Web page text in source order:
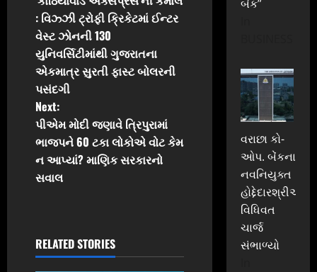
o
s
t
n
a
v
a
: વિઝ્ઝી ટ્રોફી ક્રિકેટમાં ઈન્ટર
વેસ્ટ ઝોનની 130
યુનિવર્સિટીમાંથી ગુજરાતના
એકમાત્ર સુરતી ફાસ્ટ બોલરની
પસંદગી
Next:
પીએમ મોદી જણાવે ત્રિપુરામાં
ભાજપને 60 ટકા લોકોએ વોટ કેમ
ન આપ્યાં? માણિક સરકારનો
સવાલ
RELATED STORIES
બેંક”
વરાછા કો-
ઓપ. બેંકના
નવનિયુક્ત
હોદ્દેદારશ્રીઓએ
વિધિવત
ચાર્જ
સંભાળ્યો